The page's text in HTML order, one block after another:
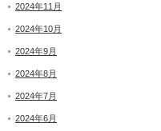
2024年11月
2024年10月
2024年9月
2024年8月
2024年7月
2024年6月